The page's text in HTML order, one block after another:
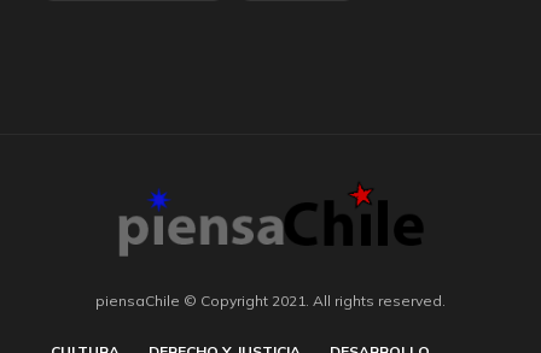
piensaChile © Copyright 2021. All rights reserved.